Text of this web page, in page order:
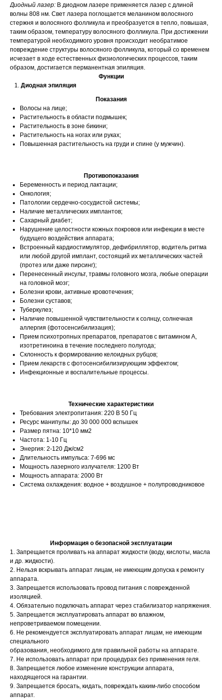
Диодный лазер: В диодном лазере применяется лазер с длиной
волны 808 нм. Свет лазера поглощается меланином волосяного
стержня и волосяного фолликула и преобразуется в тепло, повышая,
таким образом, температуру волосяного фолликула. При достижении
температурой необходимого уровня происходит необратимое
повреждение структуры волосяного фолликула, который со временем
исчезает в ходе естественных физиологических процессов, таким
образом, достигается перманентная эпиляция.
Функции
Диодная эпиляция
Показания
Волосы на лице;
Растительность в области подмышек;
Растительность в зоне бикини;
Растительность на ногах или руках;
Повышенная растительность на груди и спине (у мужчин).
Противопоказания
Беременность и период лактации;
Онкология;
Патологии сердечно-сосудистой системы;
Наличие металлических имплантов;
Сахарный диабет;
Нарушение целостности кожных покровов или инфекции в месте
будущего воздействия аппарата;
Встроенный кардиостимулятор, дефибриллятор, водитель ритма
или любой другой имплант, состоящий их металлических частей
(протез или даже пирсинг);
Перенесенный инсульт, травмы головного мозга, любые операции
на головной мозг;
Болезни крови, активные кровотечения;
Болезни суставов;
Туберкулез;
Наличие повышенной чувствительности к солнцу, солнечная
аллергия (фотосенсибилизация);
Прием психотропных препаратов, препаратов с витамином А,
изотретиноина в течение последнего полугода;
Склонность к формированию келоидных рубцов;
Прием лекарств с фотосенсибилизирующим эффектом;
Инфекционные и воспалительные процессы.
Технические характеристики
Требования электропитания: 220 В 50 Гц
Ресурс манипулы: до 30 000 000 вспышек
Размер пятна: 10*10 мм2
Частота: 1-10 Гц
Энергия: 2-120 Дж/см2
Длительность импульса: 7-696 мс
Мощность лазерного излучателя: 1200 Вт
Мощность аппарата: 2000 Вт
Система охлаждения: водное + воздушное + полупроводниковое
Информация о безопасной эксплуатации
1. Запрещается проливать на аппарат жидкости (воду, кислоты, масла
и др. жидкости).
2. Нельзя вскрывать аппарат лицам, не имеющим допуска к ремонту
аппарата.
3. Запрещается использовать провод питания с поврежденной
изоляцией.
4. Обязательно подключать аппарат через стабилизатор напряжения.
5. Запрещается эксплуатировать аппарат во влажном,
непроветриваемом помещении.
6. Не рекомендуется эксплуатировать аппарат лицам, не имеющим
специального
образования, необходимого для правильной работы на аппарате.
7. Не использовать аппарат при процедурах без применения геля.
8. Запрещается любое изменение конструкции аппарата,
находящегося на гарантии.
9. Запрещается бросать, кидать, повреждать каким-либо способом
аппарат.